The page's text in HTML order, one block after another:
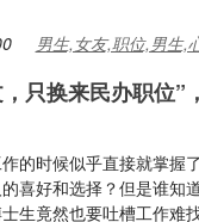
男生,女友,职位,男生,
只换来民办职位”
的时候似乎直接就掌握
喜好和选择？但是谁知
生竟然也要吐槽工作难